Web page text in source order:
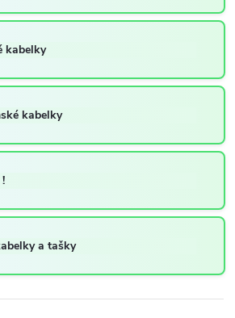
kabelky
kabelky
a tašky